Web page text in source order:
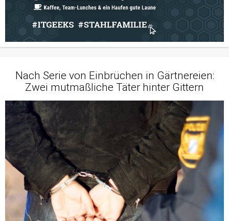
Nach Serie von Einbrüchen in Gärtnereien:
Zwei mutmaßliche Täter hinter Gittern